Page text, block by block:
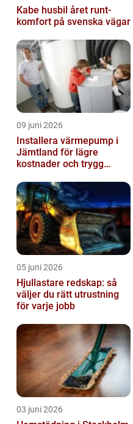
Kabe husbil året runt-
komfort på svenska vägar
09 juni 2026
Installera värmepump i
Jämtland för lägre
kostnader och trygg
05 juni 2026
Hjullastare redskap: så
väljer du rätt utrustning
för varje jobb
03 juni 2026